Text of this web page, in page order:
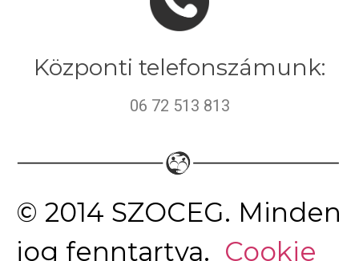
Központi telefonszámunk:
06 72 513 813
© 2014 SZOCEG. Minden
jog fenntartva. Cookie